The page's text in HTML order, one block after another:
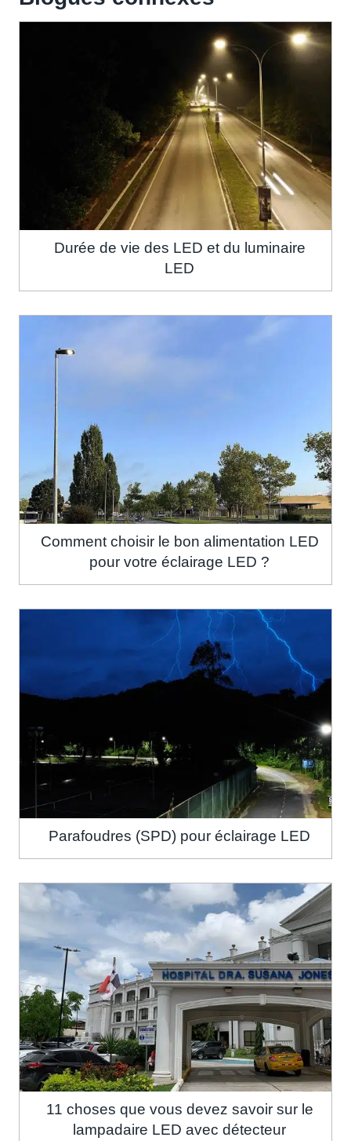
Durée de vie des LED et du luminaire
LED
Comment choisir le bon alimentation LED
pour votre éclairage LED ?
Parafoudres (SPD) pour éclairage LED
11 choses que vous devez savoir sur le
lampadaire LED avec détecteur